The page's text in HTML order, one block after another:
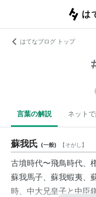
はてなブログ トップ
言葉の解説 ネット
蘇我氏 (一般) 【そがし 】
古墳時代〜飛鳥時代、
蘇我馬子、蘇我蝦夷、
時、 中大兄皇子と中臣